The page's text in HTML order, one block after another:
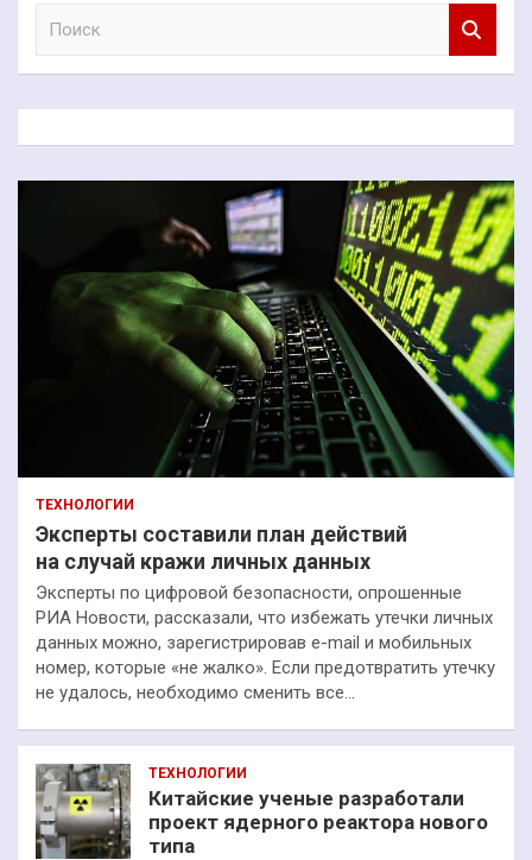
к
ТЕХНОЛОГИИ
Эксперты составили план действий
на случай кражи личных данных
Эксперты по цифровой безопасности, опрошенные
РИА Новости, рассказали, что избежать утечки личных
данных можно, зарегистрировав e-mail и мобильных
номер, которые «не жалко». Если предотвратить утечку
не удалось, необходимо сменить все…
ТЕХНОЛОГИИ
Китайские ученые разработали
проект ядерного реактора нового
типа